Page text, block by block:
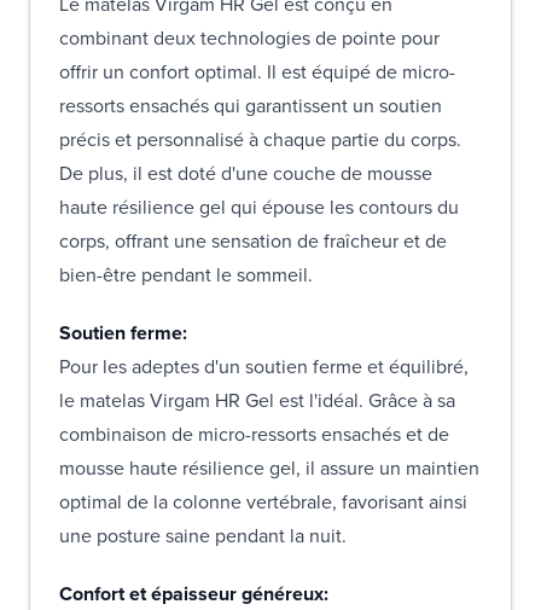
combinant deux technologies de pointe pour
offrir un confort optimal. Il est équipé de micro-
ressorts ensachés qui garantissent un soutien
précis et personnalisé à chaque partie du corps.
De plus, il est doté d'une couche de mousse
haute résilience gel qui épouse les contours du
corps, offrant une sensation de fraîcheur et de
bien-être pendant le sommeil.
Soutien ferme:
Pour les adeptes d'un soutien ferme et équilibré,
le matelas Virgam HR Gel est l'idéal. Grâce à sa
combinaison de micro-ressorts ensachés et de
mousse haute résilience gel, il assure un maintien
optimal de la colonne vertébrale, favorisant ainsi
une posture saine pendant la nuit.
Confort et épaisseur généreux: